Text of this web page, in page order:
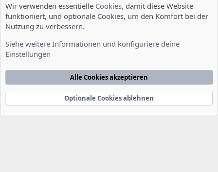
Nutzungsbedingungen Datenschutzerklärung
Startseite
e
Community platform by XenForo® © 2010-2022 XenForo Ltd.
xenDach©2010-2014
Wir verwenden essentielle Cookies, damit diese Website
funktioniert, und optionale Cookies, um den Komfort bei der
Nutzung zu verbessern.
Siehe weitere Informationen und konfiguriere deine
Einstellungen
Alle Cookies akzeptieren
Optionale Cookies ablehnen